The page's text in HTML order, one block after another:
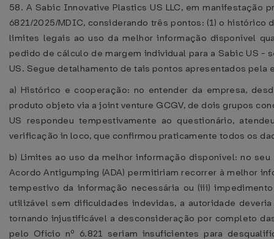
58. A Sabic Innovative Plastics US LLC, em
6821/2025/MDIC, considerando três pontos: (1) o
limites legais ao uso da melhor informação disponível
pedido de cálculo de margem individual para a Sabic US -
US. Segue detalhamento de tais pontos apresentados pela
a) Histórico e cooperação: no entender da empresa,
produto objeto via a joint venture GCGV, de dois grupos
US respondeu tempestivamente ao questionário,
verificação in loco, que confirmou praticamente todos os
b) Limites ao uso da melhor informação disponível: no
Acordo Antigumping (ADA) permitiriam recorrer à melhor
tempestivo da informação necessária ou (iii)
utilizável sem dificuldades indevidas, a autoridade
tornando injustificável a desconsideração por completo
pelo Ofício nº 6.821 seriam insuficientes para